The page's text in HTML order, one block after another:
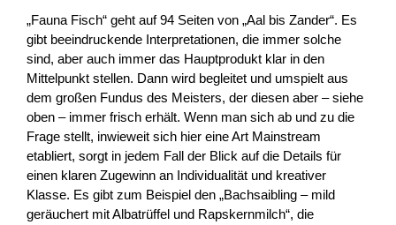
„Fauna Fisch“ geht auf 94 Seiten von „Aal bis Zander“. Es
gibt beeindruckende Interpretationen, die immer solche
sind, aber auch immer das Hauptprodukt klar in den
Mittelpunkt stellen. Dann wird begleitet und umspielt aus
dem großen Fundus des Meisters, der diesen aber – siehe
oben – immer frisch erhält. Wenn man sich ab und zu die
Frage stellt, inwieweit sich hier eine Art Mainstream
etabliert, sorgt in jedem Fall der Blick auf die Details für
einen klaren Zugewinn an Individualität und kreativer
Klasse. Es gibt zum Beispiel den „Bachsaibling – mild
geräuchert mit Albatrüffel und Rapskernmilch“, die